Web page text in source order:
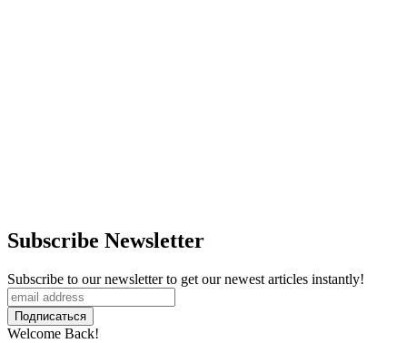
Subscribe Newsletter
Subscribe to our newsletter to get our newest articles instantly!
Welcome Back!